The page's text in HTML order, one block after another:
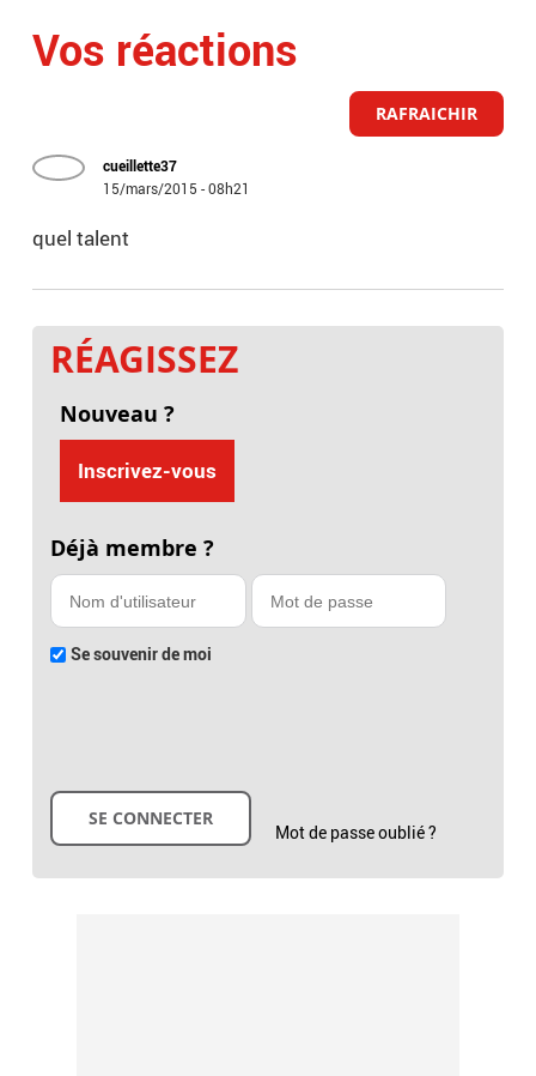
Vos réactions
RAFRAICHIR
cueillette37
15/mars/2015 - 08h21
quel talent
RÉAGISSEZ
Nouveau ?
Inscrivez-vous
Déjà membre ?
Se souvenir de moi
Mot de passe oublié ?